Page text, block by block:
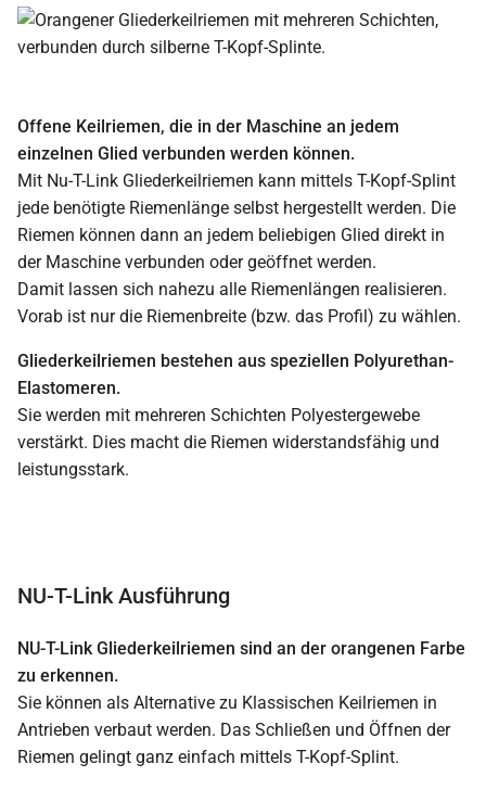
Offene Keilriemen, die in der Maschine an jedem
einzelnen Glied verbunden werden können.
Mit Nu-T-Link Gliederkeilriemen kann mittels T-Kopf-Splint
jede benötigte Riemenlänge selbst hergestellt werden. Die
Riemen können dann an jedem beliebigen Glied direkt in
der Maschine verbunden oder geöffnet werden.
Damit lassen sich nahezu alle Riemenlängen realisieren.
Vorab ist nur die Riemenbreite (bzw. das Profil) zu wählen.
Gliederkeilriemen bestehen aus speziellen Polyurethan-
Elastomeren.
Sie werden mit mehreren Schichten Polyestergewebe
verstärkt. Dies macht die Riemen widerstandsfähig und
leistungsstark.
NU-T-Link Ausführung
NU-T-Link Gliederkeilriemen sind an der orangenen Farbe
zu erkennen.
Sie können als Alternative zu Klassischen Keilriemen in
Antrieben verbaut werden. Das Schließen und Öffnen der
Riemen gelingt ganz einfach mittels T-Kopf-Splint.